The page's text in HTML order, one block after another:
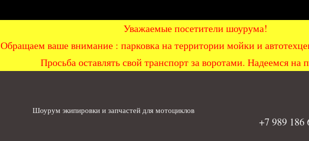
Уважаемые посетители шоурума!
Обращаем ваше внимание : парковка на территории мойки и
Просьба оставлять свой транспорт за воротами. Надеемся на
Шоурум экипировки и запчастей для мотоциклов
+7 989